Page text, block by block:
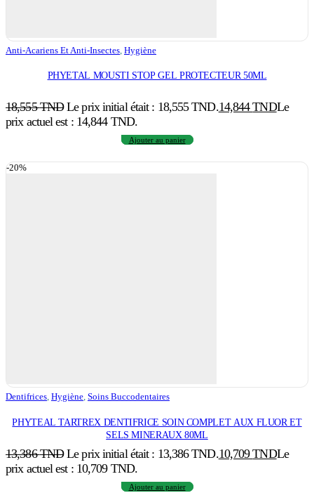
Anti-Acariens Et Anti-Insectes Hygiène
PHYETAL MOUSTI STOP GEL PROTECTEUR 50ML
18,555TND Le prix initial était : 18,555 TND.14,844TNDLe
prix actuel est : 14,844 TND.
Ajouter au panier
-20%
Dentifrices, Hygiène, Soins Buccodentaires
PHYTEAL TARTREX DENTIFRICE SOIN COMPLET AUX FLUOR ET
SELS MINERAUX 80ML
13,386TND Le prix initial était : 13,386 TND.10,709TNDLe
prix actuel est : 10,709 TND.
Ajouter au panier